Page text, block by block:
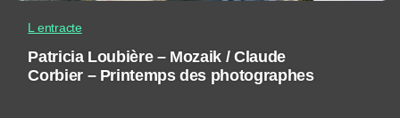
L entracte
Patricia Loubière – Mozaik / Claude
Corbier – Printemps des photographes